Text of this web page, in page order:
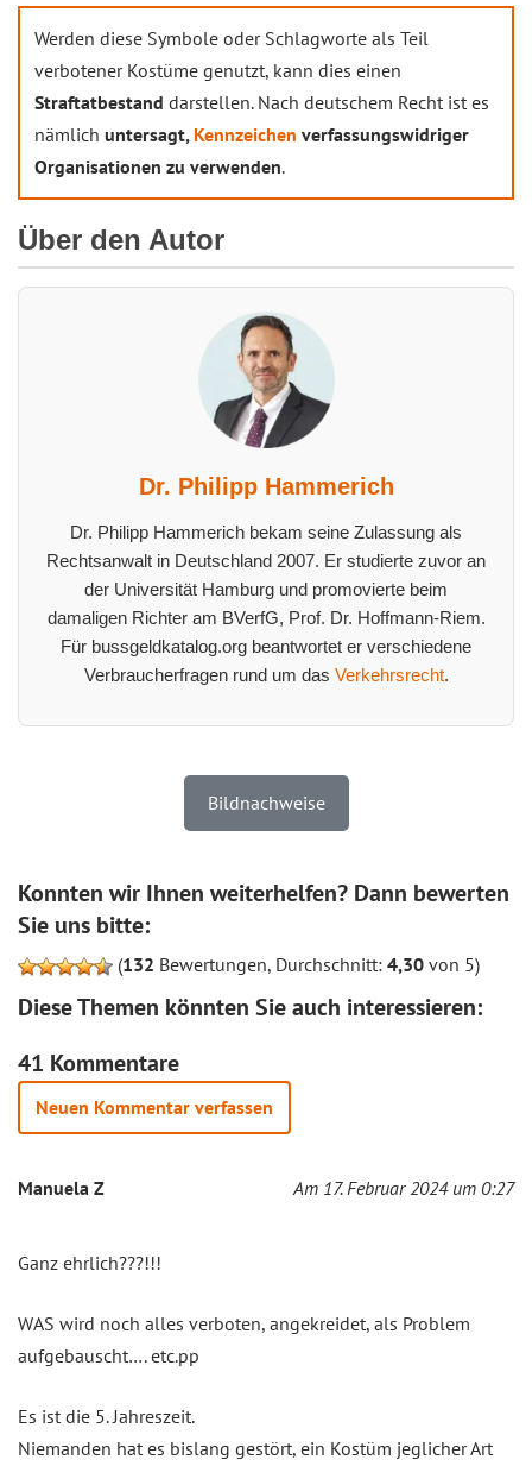
Werden diese Symbole oder Schlagworte als Teil
verbotener Kostüme genutzt, kann dies einen
Straftatbestand darstellen. Nach deutschem Recht ist es
nämlich untersagt, Kennzeichen verfassungswidriger
Organisationen zu verwenden.
Über den Autor
Dr. Philipp Hammerich
Dr. Philipp Hammerich bekam seine Zulassung als
Rechtsanwalt in Deutschland 2007. Er studierte zuvor an
der Universität Hamburg und promovierte beim
damaligen Richter am BVerfG, Prof. Dr. Hoffmann-Riem.
Für bussgeldkatalog.org beantwortet er verschiedene
Verbraucherfragen rund um das Verkehrsrecht.
Bildnachweise
Konnten wir Ihnen weiterhelfen? Dann bewerten
Sie uns bitte:
(132 Bewertungen, Durchschnitt: 4,30 von 5)
Diese Themen könnten Sie auch interessieren:
41 Kommentare
Neuen Kommentar verfassen
Manuela Z Am 17. Februar 2024 um 0:27
Ganz ehrlich???!!!
WAS wird noch alles verboten, angekreidet, als Problem
aufgebauscht…. etc.pp
Es ist die 5. Jahreszeit.
Niemanden hat es bislang gestört, ein Kostüm jeglicher Art